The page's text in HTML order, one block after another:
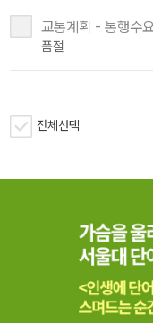
교통계획 - 통행수
품절
전체선택